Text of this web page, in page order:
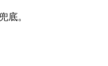
底。